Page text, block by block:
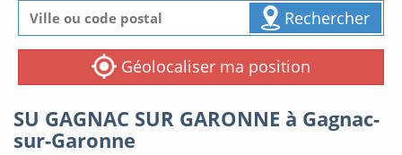
Rechercher
Géolocaliser ma position
SU GAGNAC SUR GARONNE à Gagnac-
sur-Garonne